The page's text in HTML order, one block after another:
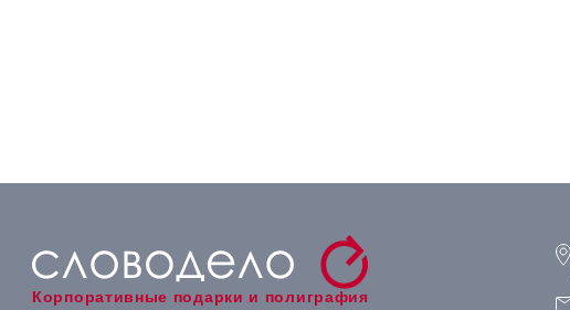
Корпоративные подарки и полиграфия